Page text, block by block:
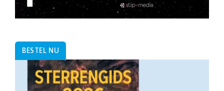
BESTEL NU